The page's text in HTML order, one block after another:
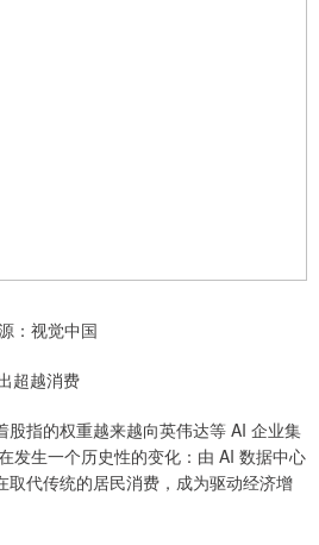
：视觉中国
超越消费
股指的权重越来越向英伟达等 AI 企业集
发生一个历史性的变化：由 AI 数据中心
取代传统的居民消费，成为驱动经济增